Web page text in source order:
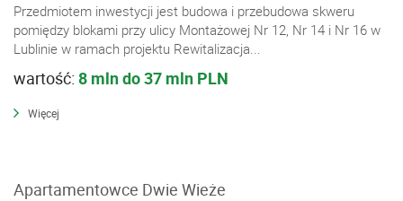
Przedmiotem inwestycji jest budowa i przebudowa skweru
pomiędzy blokami przy ulicy Montażowej Nr 12, Nr 14 i Nr 16 w
Lublinie w ramach projektu Rewitalizacja...
wartość: 8 mln do 37 mln PLN
Więcej
Apartamentowce Dwie Wieże